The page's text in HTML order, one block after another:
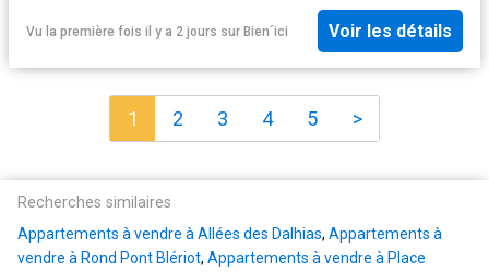
Vu la première fois il y a 2 jours sur Bien´ici Voir les détails
1 2 3 4 5 >
Recherches similaires
Appartements à vendre à Allées des Dalhias, Appartements à
vendre à Rond Pont Blériot, Appartements à vendre à Place